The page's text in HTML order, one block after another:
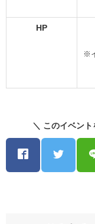
HP
※
＼ このイベン